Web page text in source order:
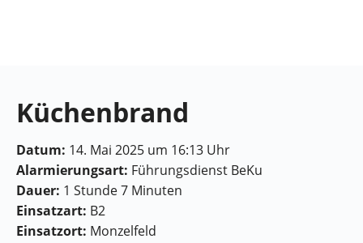
Küchenbrand
Datum: 14. Mai 2025 um 16:13 Uhr
Alarmierungsart: Führungsdienst BeKu
Dauer: 1 Stunde 7 Minuten
Einsatzart: B2
Einsatzort: Monzelfeld